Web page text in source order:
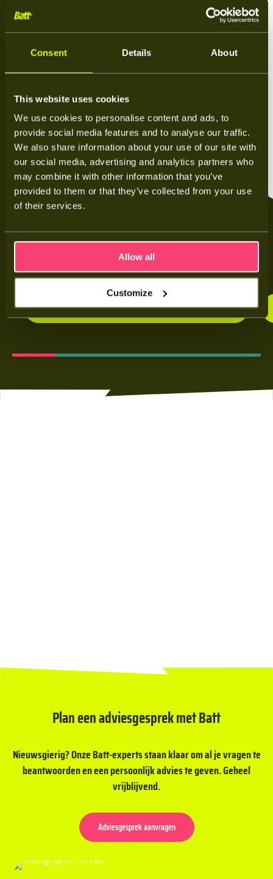
Consent Details About
This website uses cookies
We use cookies to personalise content and ads, to
provide social media features and to analyse our traffic.
We also share information about your use of our site with
our social media, advertising and analytics partners who
may combine it with other information that you’ve
provided to them or that they’ve collected from your use
of their services.
Allow all
Customize
5 kWh thuisbatterij met omvormer
Prijs vanaf
Excl. btw€3.200
Meer weten over deze thuisbatterij
Is het mogelijk om goedkoop stroom in te kopen?
Plan een adviesgesprek met Batt
Nieuwsgierig? Onze Batt-experts staan klaar om al je vragen te
beantwoorden en een persoonlijk advies te geven. Geheel
vrijblijvend.
Adviesgesprek aanvragen